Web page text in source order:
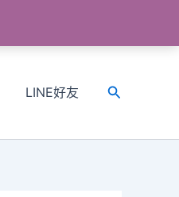
LINE好友
搜